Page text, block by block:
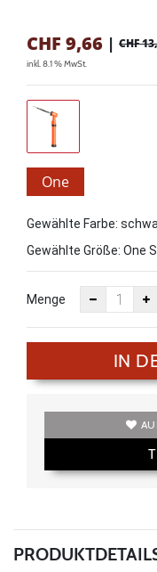
CHF 9,66 | CHF
inkl. 8.1 % MwSt.
One
Gewählte Farbe:
Gewählte Größe: One
Menge
IN